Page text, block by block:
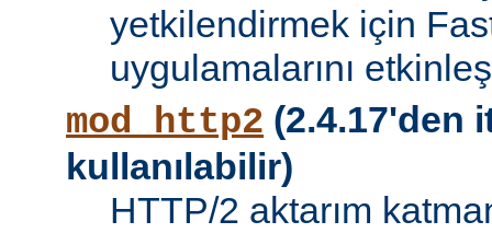
yetkilendirmek için
uygulamalarını
mod_http2 (2.4.17'den
kullanılabilir)
HTTP/2 aktarım